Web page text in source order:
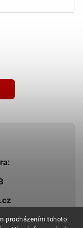
procházením tohoto